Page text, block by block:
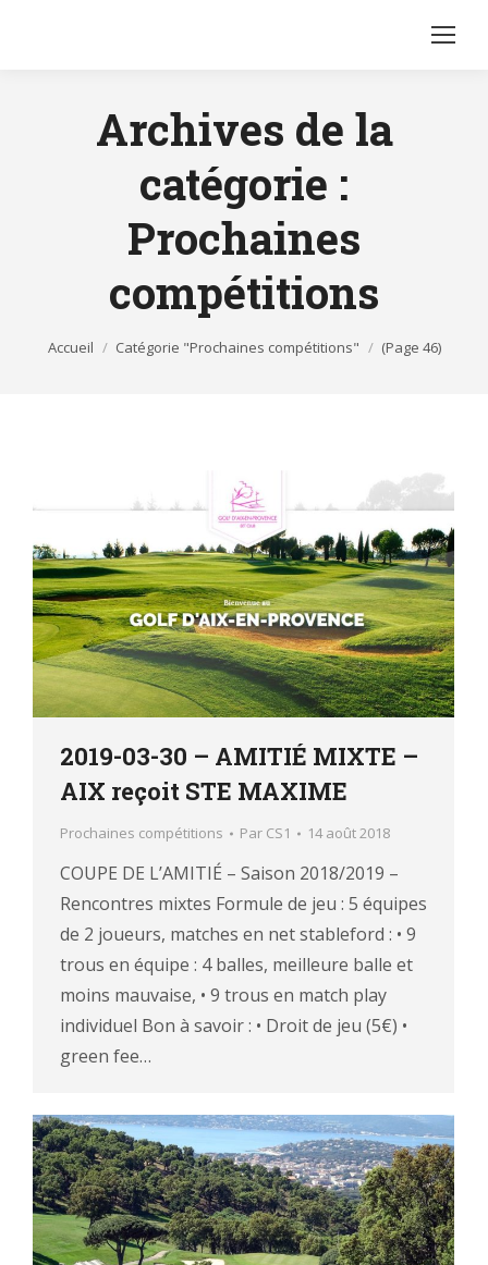
Archives de la
catégorie :
Prochaines
compétitions
Vous êtes ici :
Accueil Catégorie "Prochaines compétitions" (Page 46)
2019-03-30 – AMITIÉ MIXTE –
AIX reçoit STE MAXIME
Prochaines compétitions Par CS1 14 août 2018
COUPE DE L’AMITIÉ – Saison 2018/2019 –
Rencontres mixtes Formule de jeu : 5 équipes
de 2 joueurs, matches en net stableford : • 9
trous en équipe : 4 balles, meilleure balle et
moins mauvaise, • 9 trous en match play
individuel Bon à savoir : • Droit de jeu (5€) •
green fee…